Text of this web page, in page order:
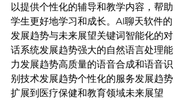
以提供个性化的辅导和教学内容，帮助
学生更好地学习和成长。AI聊天软件的
发展趋势与未来展望关键词智能化的对
话系统发展趋势强大的自然语言处理能
力发展趋势高质量的语音合成和语音识
别技术发展趋势个性化的服务发展趋势
扩展到医疗保健和教育领域未来展望